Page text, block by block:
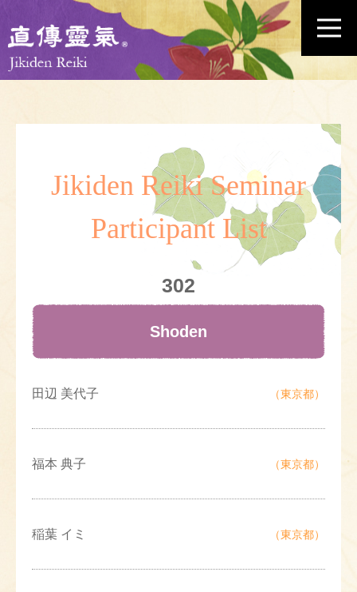
Jikiden Reiki Seminar
Participant List
302
Shoden
田辺 美代子 （東京都）
福本 典子 （東京都）
稲葉 イミ （東京都）